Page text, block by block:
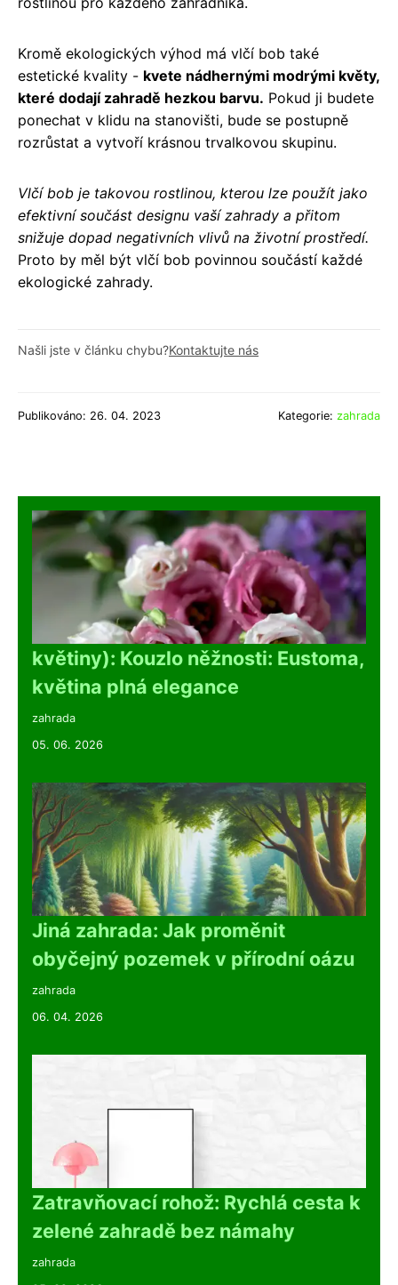
Kromě ekologických výhod má vlčí bob také
estetické kvality - kvete nádhernými modrými květy,
které dodají zahradě hezkou barvu. Pokud ji budete
ponechat v klidu na stanovišti, bude se postupně
rozrůstat a vytvoří krásnou trvalkovou skupinu.
Vlčí bob je takovou rostlinou, kterou lze použít jako
efektivní součást designu vaší zahrady a přitom
snižuje dopad negativních vlivů na životní prostředí.
Proto by měl být vlčí bob povinnou součástí každé
ekologické zahrady.
Našli jste v článku chybu?Kontaktujte nás
Publikováno: 26. 04. 2023 Kategorie: zahrada
květiny): Kouzlo něžnosti: Eustoma,
květina plná elegance
zahrada
05. 06. 2026
Jiná zahrada: Jak proměnit
obyčejný pozemek v přírodní oázu
zahrada
06. 04. 2026
Zatravňovací rohož: Rychlá cesta k
zelené zahradě bez námahy
zahrada